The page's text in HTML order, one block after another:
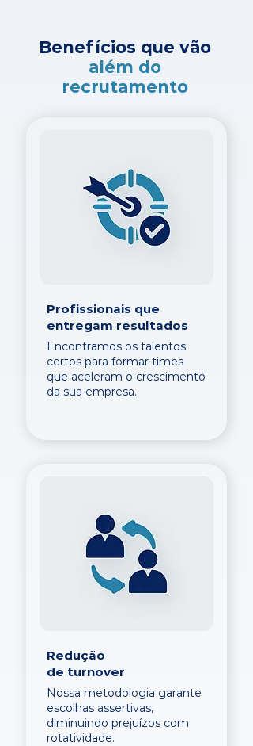
Benefícios que vão
além do
recrutamento
Profissionais que
entregam resultados
Encontramos os talentos
certos para formar times
que aceleram o crescimento
da sua empresa.
Redução
de turnover
Nossa metodologia garante
escolhas assertivas,
diminuindo prejuízos com
rotatividade.